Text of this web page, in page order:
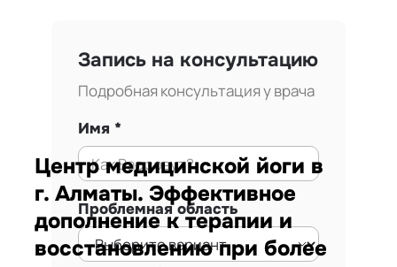
Запись на консультацию
Подробная консультация у врача
Имя
Проблемная область
Центр медицинской йоги в
г. Алматы. Эффективное
дополнение к терапии и
восстановлению при более